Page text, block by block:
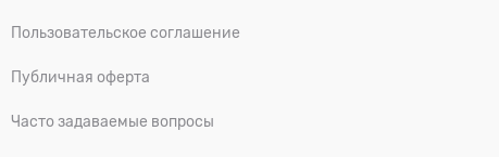
Пользовательское соглашение
Публичная оферта
Часто задаваемые вопросы